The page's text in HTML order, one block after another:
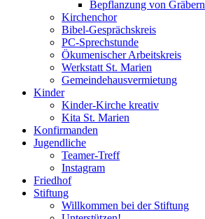
Bepflanzung von Gräbern
Kirchenchor
Bibel-Gesprächskreis
PC-Sprechstunde
Ökumenischer Arbeitskreis
Werkstatt St. Marien
Gemeindehausvermietung
Kinder
Kinder-Kirche kreativ
Kita St. Marien
Konfirmanden
Jugendliche
Teamer-Treff
Instagram
Friedhof
Stiftung
Willkommen bei der Stiftung